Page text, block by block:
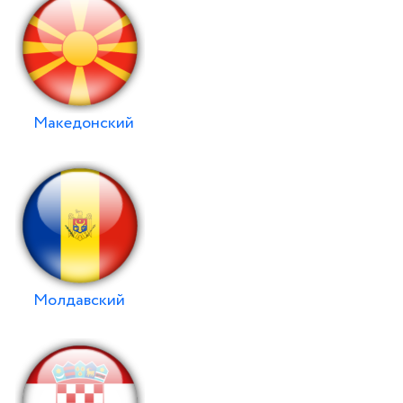
Македонский
Молдавский